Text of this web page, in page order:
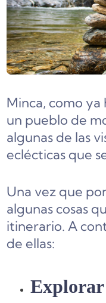
Minca, como ya
un pueblo de
algunas de las
eclécticas que
Una vez que
algunas cosas
itinerario. A
de ellas:
Explorar